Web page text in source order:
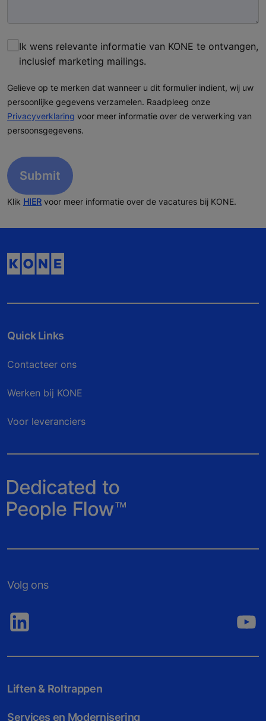
Ik wens relevante informatie van KONE te ontvangen,
inclusief marketing mailings.
Gelieve op te merken dat wanneer u dit formulier indient, wij uw
persoonlijke gegevens verzamelen. Raadpleeg onze
Privacyverklaring voor meer informatie over de verwerking van
persoonsgegevens.
Klik HIER voor meer informatie over de vacatures bij KONE.
Quick Links
Contacteer ons
Werken bij KONE
Voor leveranciers
Volg ons
Liften & Roltrappen
Services en Modernisering